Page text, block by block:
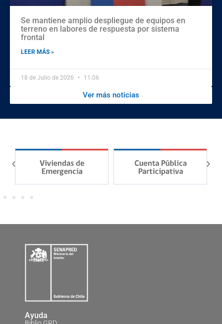
Se mantiene amplio despliegue de equipos en
terreno en labores de respuesta por sistema
frontal
LEER MÁS »
18 de Julio de 2026 11:06
Ver más noticias
Ayuda